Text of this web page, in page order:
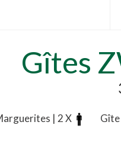
Gîtes
| 2 X Gîte